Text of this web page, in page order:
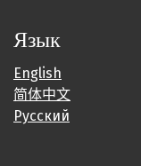
Язык
English
简体中文
Русский